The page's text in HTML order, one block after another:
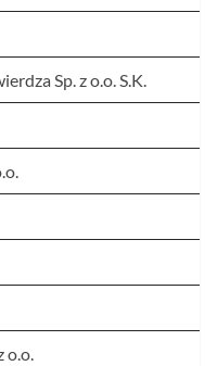
Sp. z o.o. S.K.
o.o.